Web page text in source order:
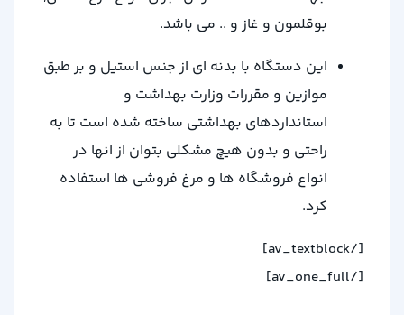
بوقلمون و غاز و .. می باشد.
این دستگاه با بدنه ای از جنس استیل و بر طبق
موازین و مقررات وزارت بهداشت و
استانداردهای بهداشتی ساخته شده است تا به
راحتی و بدون هیچ مشکلی بتوان از انها در
انواع فروشگاه ها و مرغ فروشی ها استفاده
کرد.
[/av_textblock]
[/av_one_full]